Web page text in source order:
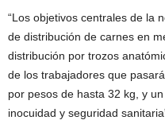
“Los objetivos centrales de la
de distribución de carnes en
distribución por trozos
de los trabajadores que
por pesos de hasta 32 kg, y
inocuidad y seguridad